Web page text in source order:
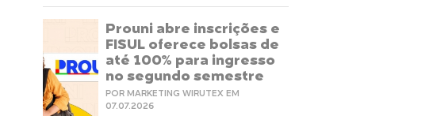
Prouni abre inscrições e
FISUL oferece bolsas de
até 100% para ingresso
no segundo semestre
POR MARKETING WIRUTEX EM
07.07.2026